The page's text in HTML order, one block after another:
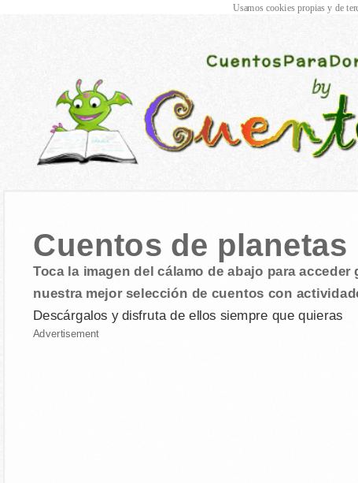
Cuentos de planetas
Toca la imagen del cálamo de abajo para acceder
nuestra mejor selección de cuentos con
Descárgalos y disfruta de ellos siempre que quieras
Advertisement
Usamos cookies propias y de